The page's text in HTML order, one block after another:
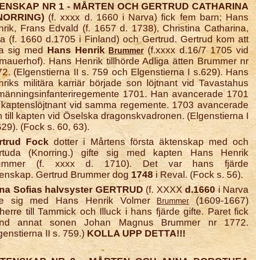
NR 1 - MÅRTEN OCH GERTRUD CATHARINA
(f. xxxx d. 1660 i Narva) fick fem barn; Hans
Frans Edvald (f. 1657 d. 1738), Christina Catharina,
(f. 1660 d.1705 i Finland) och Gertrud. Gertrud kom att
sig medHans HenrikBrummer(f.xxxx d.16/7 1705 vid
Hans Henrik tillhörde Adliga ätten Brummer nr
(Elgenstierna II s. 759 och Elgenstierna I s.629). Hans
militära karriär började son löjtnant vid Tavastahus
1701. Han avancerade 1701
vid samma regemente. 1703 avancerade
till kapten vid Öselska dragonskvadronen. (Elgenstierna I
(Fock s. 60, 63).
Fockdotter i Mårtens första äktenskap med och
(Knorring.) gifte sig med kapten Hans Henrik
(f. xxxx d. 1710). Det var hans fjärde
Gertrud Brummer dog1748i Reval. (Fock s. 56).
Sofias halvsyster GERTRUD(f. XXXXd.1660i Narva
sig med Hans Henrik VolmerBrummer(1609-1667)
till Tammick och Illuck i hans fjärde gifte. Paret fick
annat sonen Johan Magnus Brummer nr 1772.
II s. 759.) KOLLA UPP DETTA!!!